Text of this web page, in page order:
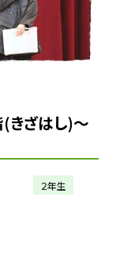
きざはし)〜
２年生